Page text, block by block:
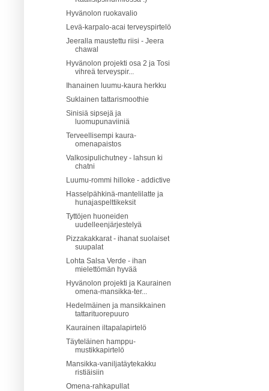
Hyvänolon ruokavalio
Levä-karpalo-acai terveyspirtelö
Jeeralla maustettu riisi - Jeera
chawal
Hyvänolon projekti osa 2 ja Tosi
vihreä terveyspir...
Ihanainen luumu-kaura herkku
Suklainen tattarismoothie
Sinisiä sipsejä ja
luomupunaviiniä
Terveellisempi kaura-
omenapaistos
Valkosipulichutney - lahsun ki
chatni
Luumu-rommi hilloke - addictive
Hasselpähkinä-mantelilatte ja
hunajaspelttikeksit
Tyttöjen huoneiden
uudelleenjärjestelyä
Pizzakakkarat - ihanat suolaiset
suupalat
Lohta Salsa Verde - ihan
mielettömän hyvää
Hyvänolon projekti ja Kaurainen
omena-mansikka-ter...
Hedelmäinen ja mansikkainen
tattarituorepuuro
Kaurainen iltapalapirtelö
Täyteläinen hamppu-
mustikkapirtelö
Mansikka-vaniljatäytekakku
ristiäisiin
Omena-rahkapullat